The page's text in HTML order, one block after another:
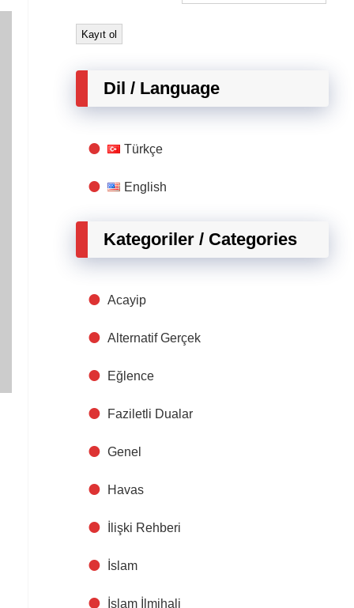
Dil / Language
Türkçe
English
Kategoriler / Categories
Acayip
Alternatif Gerçek
Eğlence
Faziletli Dualar
Genel
Havas
İlişki Rehberi
İslam
İslam İlmihali